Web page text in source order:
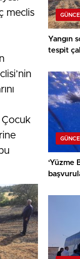
meclis
Yangın
tespit
‘Yüzme